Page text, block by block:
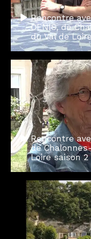
Rencontre
DENIS, de
du Val de
Rencontre
de
Loire saison